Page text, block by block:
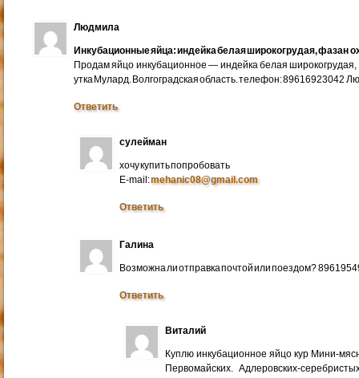
Людмила
Инкубационные яйца: индейка белая широкогрудая, фазан
Продам яйцо инкубационное — индейка белая
утка Мулард. Волгоградская область. телефон: 89616923042
Ответить
сулейман
хочу купить попробовать
E-mail:mehanic08@gmail.com
Ответить
Галина
Возможна ли отправка почтой или поездом?
Ответить
Виталий
Куплю инкубационное яйцо кур Мини-
Первомайских. Адлеровских-